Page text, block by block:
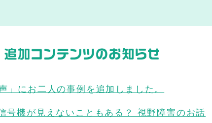
」にお二人の事例を追加しました。
号機が見えないこともある？ 視野障害のお話